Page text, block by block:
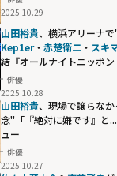
2025.10.29
山田裕貴、横浜アリーナ
Kep1er・ 赤楚衛二 ・ スキ
結『オールナイトニッポ
子園』レポート
俳優
2025.10.28
山田裕貴、現場で譲らな
念"「『絶対に嫌です』と
ュー
俳優
2025.10.27